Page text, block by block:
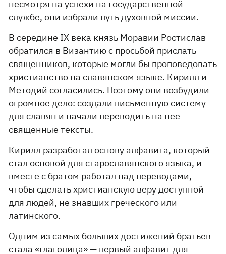
несмотря на успехи на государственной
службе, они избрали путь духовной миссии.
В середине IX века князь Моравии Ростислав
обратился в Византию с просьбой прислать
священников, которые могли бы проповедовать
христианство на славянском языке. Кирилл и
Методий согласились. Поэтому они возбудили
огромное дело: создали письменную систему
для славян и начали переводить на нее
священные тексты.
Кирилл разработал основу алфавита, который
стал основой для старославянского языка, и
вместе с братом работал над переводами,
чтобы сделать христианскую веру доступной
для людей, не знавших греческого или
латинского.
Одним из самых больших достижений братьев
стала «глаголица» — первый алфавит для